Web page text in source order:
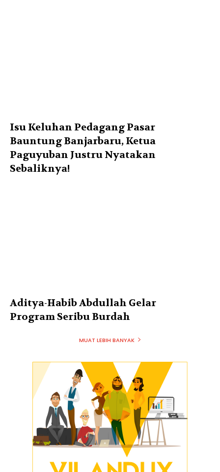
Isu Keluhan Pedagang Pasar
Bauntung Banjarbaru, Ketua
Paguyuban Justru Nyatakan
Sebaliknya!
Aditya-Habib Abdullah Gelar
Program Seribu Burdah
MUAT LEBIH BANYAK